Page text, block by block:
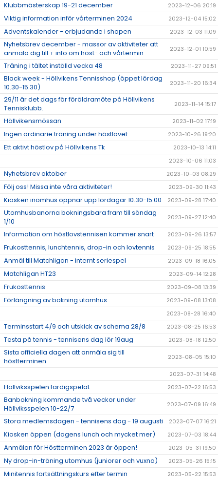
Klubbmästerskap 19-21 december 2023-12-06 20:19
Viktig information inför vårterminen 2024 2023-12-04 15:02
Adventskalender - erbjudande i shopen 2023-12-03 11:09
Nyhetsbrev december - massor av aktiviteter att
anmäla dig till + info om höst- och vårtermin
2023-12-01 10:59
Träning i tältet inställd vecka 48 2023-11-27 09:51
Black week - Höllvikens Tennisshop (öppet lördag
10.30-15.30)
2023-11-20 16:34
29/11 är det dags för föräldramöte på Höllvikens
Tennisklubb.
2023-11-14 15:17
Höllvikensmössan 2023-11-02 17:19
Ingen ordinarie träning under höstlovet 2023-10-26 19:20
Ett aktivt höstlov på Höllvikens Tk
2023-10-13 14:11
2023-10-06 11:03
Nyhetsbrev oktober 2023-10-03 08:29
Följ oss! Missa inte våra aktiviteter! 2023-09-30 11:43
Kiosken inomhus öppnar upp lördagar 10.30-15.00 2023-09-28 17:40
Utomhusbanorna bokningsbara fram till söndag
1/10
2023-09-27 12:40
Information om höstlovstennisen kommer snart 2023-09-26 13:57
Frukosttennis, lunchtennis, drop-in och lovtennis 2023-09-25 18:55
Anmäl till Matchligan - internt seriespel 2023-09-18 16:05
Matchligan HT23 2023-09-14 12:28
Frukosttennis 2023-09-08 13:39
Förlängning av bokning utomhus
2023-09-08 13:08
2023-08-28 16:40
Terminsstart 4/9 och utskick av schema 28/8 2023-08-25 16:53
Testa på tennis - tennisens dag lör 19aug 2023-08-18 12:50
Sista officiella dagen att anmäla sig till
höstterminen
2023-08-05 15:10
2023-07-31 14:48
Höllviksspelen färdigspelat 2023-07-22 16:53
Banbokning kommande två veckor under
Höllviksspelen 10-22/7
2023-07-09 16:49
Stora medlemsdagen - tennisens dag - 19 augusti 2023-07-07 16:21
Kiosken öppen (dagens lunch och mycket mer) 2023-07-03 18:44
Anmälan för Höstterminen 2023 är öppen! 2023-05-31 19:50
Ny drop-in-träning utomhus (juniorer och vuxna) 2023-05-26 15:15
Minitennis fortsättningskurs efter termin 2023-05-22 15:53